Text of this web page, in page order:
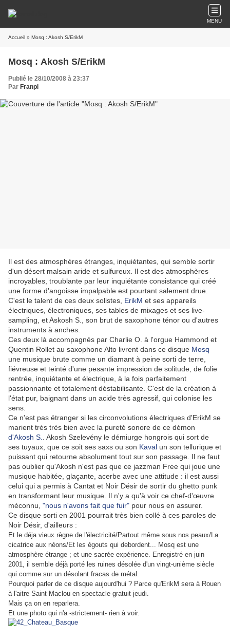
MENU
Accueil » Mosq : Akosh S/ErikM
Mosq : Akosh S/ErikM
Publié le 28/10/2008 à 23:37
Par Franpi
Il est des atmosphères étranges, inquiétantes, qui semble sortir
d'un désert malsain aride et sulfureux. Il est des atmosphères
incroyables, troublante par leur inquiétante consistance qui créé
une forme d'angoisse impalpable est pourtant salement drue.
C'est le talent de ces deux solistes, ErikM et ses appareils
électriques, électroniques, ses tables de mixages et ses live-
sampling, et Askosh S., son brut de saxophone ténor ou d'autres
instruments à anches.
Ces deux là accompagnés par Charlie O. à l'orgue Hammond et
Quentin Rollet au saxophone Alto livrent dans ce disque Mosq
une musique brute comme un diamant à peine sorti de terre,
fiévreuse et teinté d'une pesante impression de solitude, de folie
rentrée, inquiétante et électrique, à la fois parfaitement
passionnante et totalement déstabilisante. C'est de la création à
l'état pur, baignant dans un acide très agressif, qui colonise les
sens.
Ce n'est pas étranger si les circonvolutions électriques d'ErikM se
marient très très bien avec la pureté sonore de ce démon
d'Akosh S.
. Akosh Szelevény le démiurge hongrois qui sort de
ses tuyaux, que ce soit ses saxs ou son Kaval un son tellurique et
puissant qui retourne absolument tout sur son passage. Il ne faut
pas oublier qu'Akosh n'est pas que ce jazzman Free qui joue une
musique habitée, glaçante, acerbe avec une attitude : il est aussi
celui qui a permis à Cantat et Noir Désir de sortir du ghetto punk
en transformant leur musique. Il n'y a qu'à voir ce chef-d'œuvre
méconnu, "nous n'avons fait que fuir" pour nous en assurer.
Ce disque sorti en 2001 pourrait très bien collé à ces paroles de
Noir Désir, d'ailleurs :
Et le déja vieux règne de l'électricité/Partout même sous nos peaux/La
cicatrice aux néons/Et les égouts qui debordent... Mosq est une
atmosphère étrange ; et une sacrée expérience. Enregistré en juin
2001, il semble déjà porté les ruines désolée d'un vingt-unième siècle
qui comme sur un désolant fracas de métal.
Pourquoi parler de ce disque aujourd'hui ? Parce qu'ErikM sera à Rouen
à l'aitre Saint Maclou en spectacle gratuit jeudi.
Mais ça on en reparlera.
Et une photo qui n'a -strictement- rien à voir.